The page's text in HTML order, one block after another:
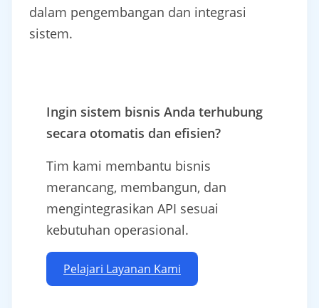
dalam pengembangan dan integrasi
sistem.
Ingin sistem bisnis Anda terhubung
secara otomatis dan efisien?
Tim kami membantu bisnis
merancang, membangun, dan
mengintegrasikan API sesuai
kebutuhan operasional.
Pelajari Layanan Kami